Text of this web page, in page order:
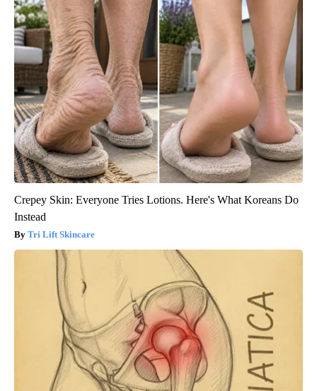
Crepey Skin: Everyone Tries Lotions. Here's What Koreans Do
Instead
Tri Lift Skincare